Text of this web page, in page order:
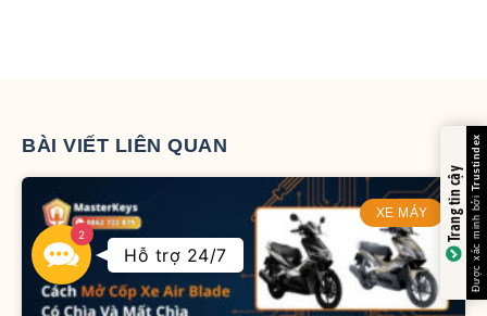
Trang tin cậy
BÀI VIẾT LIÊN QUAN
XE MÁY
Contact
Us
2
Hỗ trợ 24/7